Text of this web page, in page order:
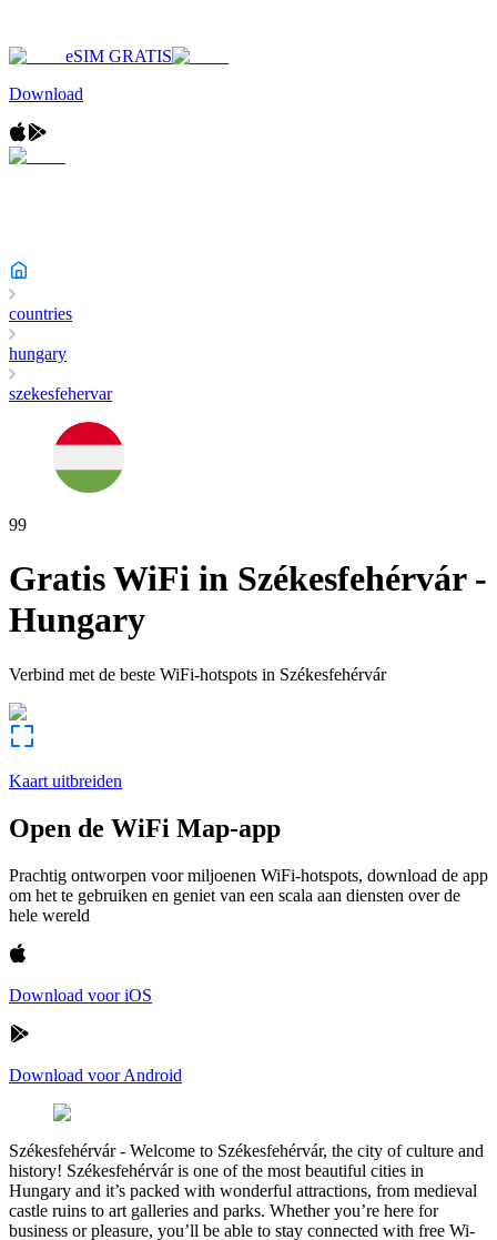
eSIM GRATIS
Download
countries
hungary
szekesfehervar
99
Gratis WiFi in Székesfehérvár-
Hungary
Verbind met de beste WiFi-hotspots in Székesfehérvár
Kaart uitbreiden
Open de WiFi Map-app
Prachtig ontworpen voor miljoenen WiFi-hotspots, download de app
om het te gebruiken en geniet van een scala aan diensten over de
hele wereld
Download voor iOS
Download voor Android
Székesfehérvár- Welcome to Székesfehérvár, the city of culture and
history! Székesfehérvár is one of the most beautiful cities in
Hungary and it’s packed with wonderful attractions, from medieval
castle ruins to art galleries and parks. Whether you’re here for
business or pleasure, you’ll be able to stay connected with free Wi-